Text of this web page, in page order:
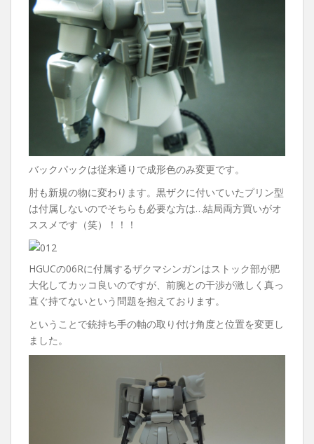
バックパックは従来通りで成形色のみ変更です。
肘も新規の物に変わります。黒ザクに付いていたプリン型
は付属しないのでそちらも必要な方は…結局両方買いがオ
ススメです（笑）！！！
HGUCの06Rに付属するザクマシンガンはストック部が肥
大化してカッコ良いのですが、前腕との干渉が激しく真っ
直ぐ持てないという問題を抱えております。
ということで銃持ち手の軸の取り付け角度と位置を変更し
ました。